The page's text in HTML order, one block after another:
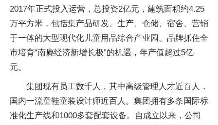
2017年正式投入运营，总投资2亿元，建筑面积约4.25
万平方米，包括集产品研发、生产、仓储、宿舍、营销
于一体的大型现代化儿童用品综合产业园。品牌抓住全
市培育“南麂经济新增长极”的机遇，年产值超过5亿
元。
集团现有员工数千人，其中高级管理人才近百人，
国内一流童鞋童装设计师近百人。集团拥有多条国际标
准化生产线和1000多套配套设备。自成立以来，公司